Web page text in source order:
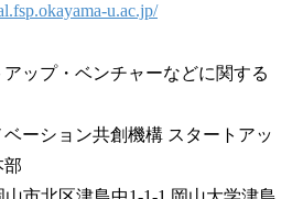
u.ac.jp/
ップ・ベンチャーなどに関する
ーション共創機構 スタートアッ
部